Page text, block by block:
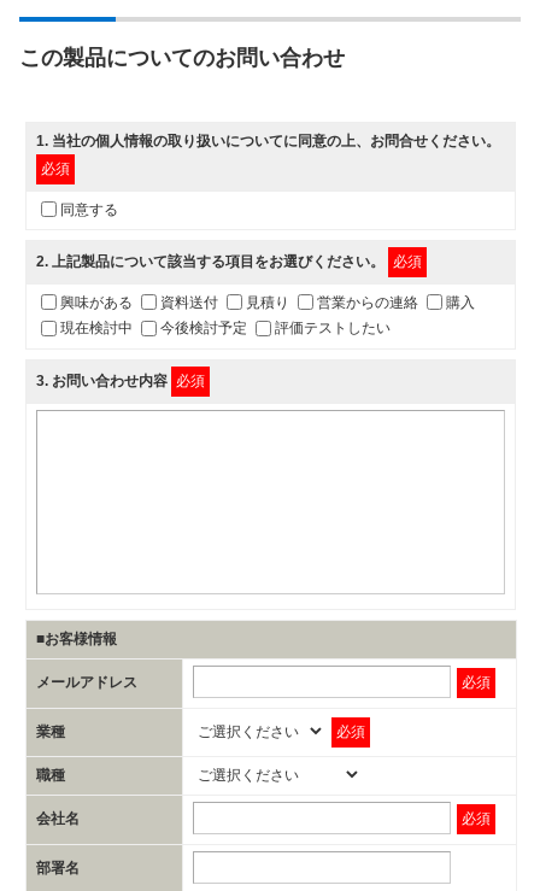
この製品についてのお問い合わせ
1. 当社の個人情報の取り扱いについてに同意の上、お問合せください。
必須
同意する
2. 上記製品について該当する項目をお選びください。 必須
興味がある 資料送付 見積り 営業からの連絡
購入
現在検討中
今後検討予定 評価テストしたい
3. お問い合わせ内容 必須
■お客様情報
メールアドレス 必須
業種 必須
職種
会社名 必須
部署名